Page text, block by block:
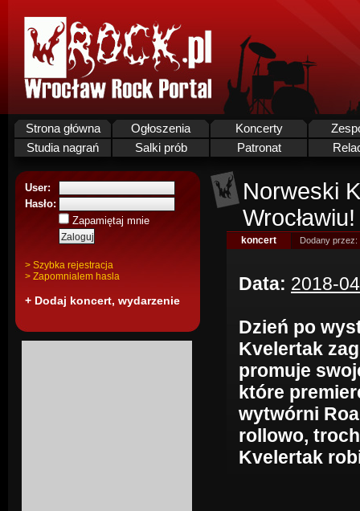
Strona główna Ogłoszenia Koncerty
Studia nagrań
Salki prób Patronat
User:
Hasło:
Zapamiętaj mnie
> Szybka rejestracja
> Zapomnialem hasla
+ Dodaj koncert, wydarzenie
Norweski
Wrocławiu!
koncert Dodany przez:
Data: 2018-
Dzień po
Kvelertak
promuje
które
wytwórni
rollowo,
Kvelertak